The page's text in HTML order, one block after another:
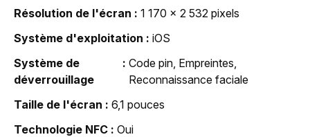
Résolution de l'écran
1 170 x 2 532 pixels
Système d'exploitation
iOS
Système de
déverrouillage
Code pin, Empreintes,
Reconnaissance faciale
Taille de l'écran
6,1 pouces
Technologie NFC
Oui